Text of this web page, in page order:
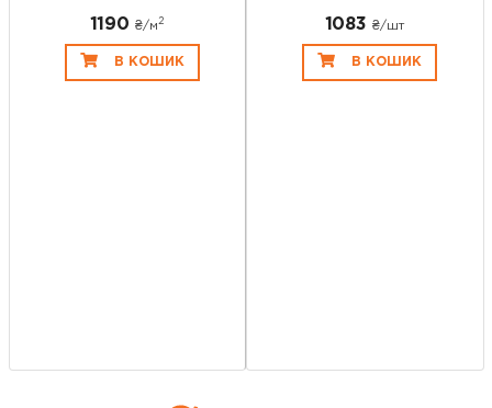
1190 ₴/м 2
В КОШИК
1083 ₴/шт
В КОШИК